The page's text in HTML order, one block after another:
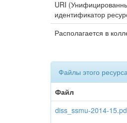
URI
идентификатор
Располагается в
Файлы этого
Файл
diss_ssmu-2014-